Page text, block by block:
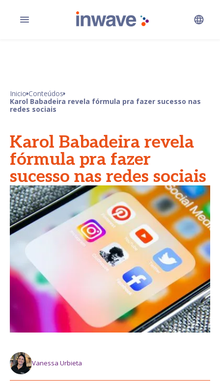
Inicio Conteúdos
Karol Babadeira revela fórmula pra fazer sucesso nas
redes sociais
Karol Babadeira revela
fórmula pra fazer
sucesso nas redes sociais
Vanessa Urbieta